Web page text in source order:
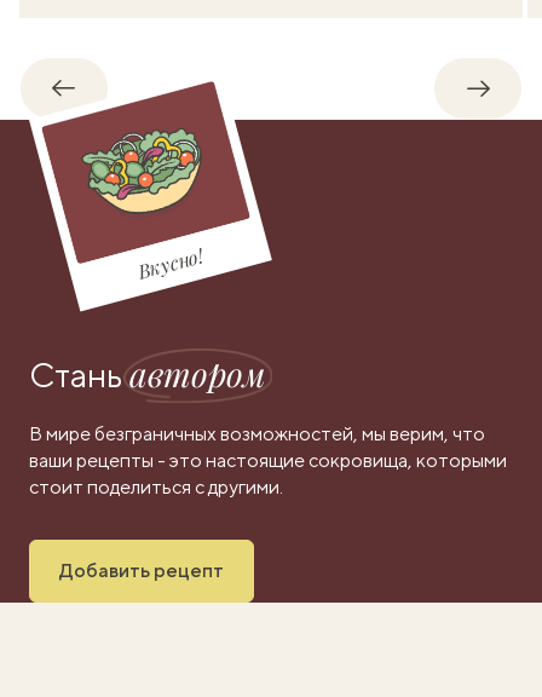
Обратно
Вкусно!
Станьавтором
В мире безграничных возможностей, мы верим, что
ваши рецепты - это настоящие сокровища, которыми
стоит поделиться с другими.
Добавить рецепт